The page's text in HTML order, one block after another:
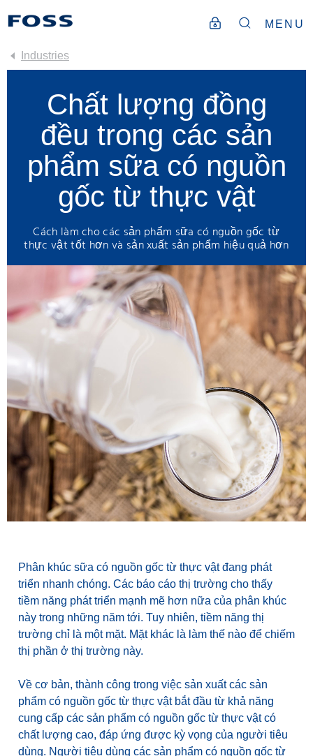
MENU
Industries
Chất lượng đồng
đều trong các sản
phẩm sữa có nguồn
gốc từ thực vật
Cách làm cho các sản phẩm sữa có nguồn gốc từ
thực vật tốt hơn và sản xuất sản phẩm hiệu quả hơn
Phân khúc sữa có nguồn gốc từ thực vật đang phát
triển nhanh chóng. Các báo cáo thị trường cho thấy
tiềm năng phát triển mạnh mẽ hơn nữa của phân khúc
này trong những năm tới. Tuy nhiên, tiềm năng thị
trường chỉ là một mặt. Mặt khác là làm thế nào để chiếm
thị phần ở thị trường này.
Về cơ bản, thành công trong việc sản xuất các sản
phẩm có nguồn gốc từ thực vật bắt đầu từ khả năng
cung cấp các sản phẩm có nguồn gốc từ thực vật có
chất lượng cao, đáp ứng được kỳ vọng của người tiêu
dùng. Người tiêu dùng các sản phẩm có nguồn gốc từ